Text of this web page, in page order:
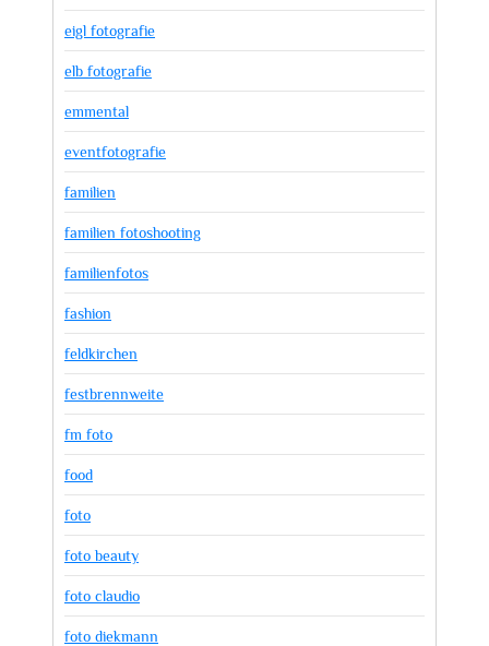
eigl fotografie
elb fotografie
emmental
eventfotografie
familien
familien fotoshooting
familienfotos
fashion
feldkirchen
festbrennweite
fm foto
food
foto
foto beauty
foto claudio
foto diekmann